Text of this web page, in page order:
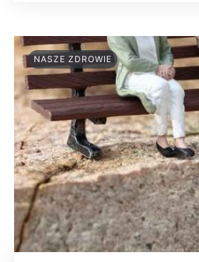
NASZE ZDROWIE